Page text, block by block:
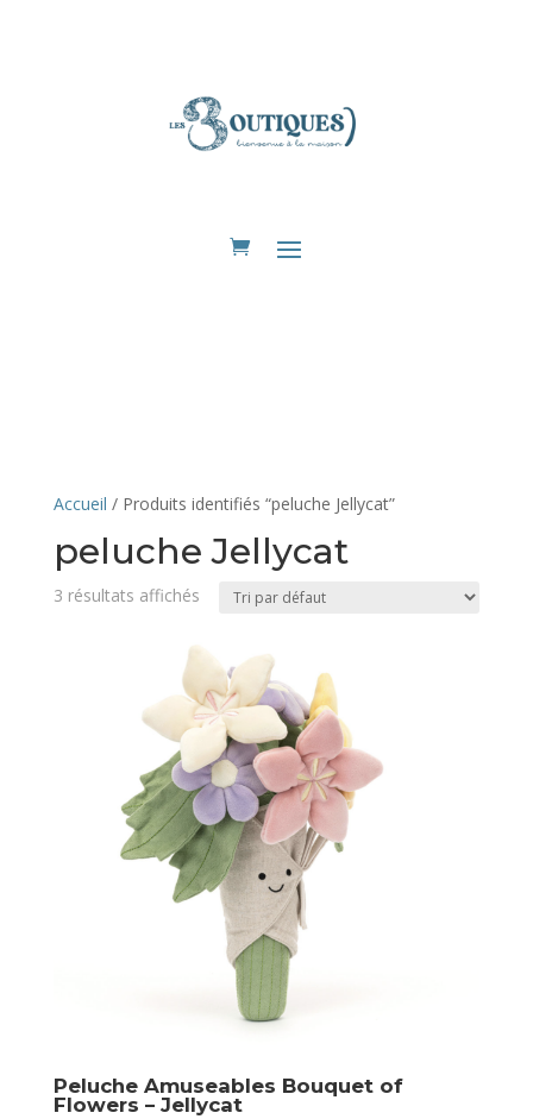
Accueil / Produits identifiés “peluche Jellycat”
peluche Jellycat
3 résultats affichés
Peluche Amuseables Bouquet of
Flowers – Jellycat